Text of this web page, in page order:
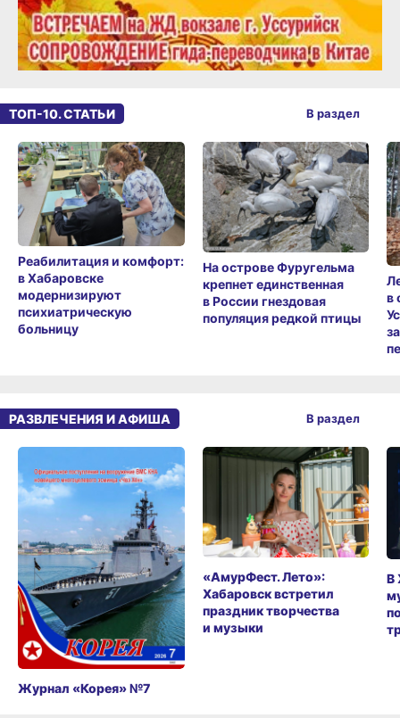
ТОП-10. СТАТЬИ
Реабилитация и комфорт:
в Хабаровске
модернизируют
психиатрическую
больницу
На острове Фуругельма
крепнет единственная
в России гнездовая
популяция редкой птицы
в
В раздел
РАЗВЛЕЧЕНИЯ И АФИША
Журнал «Корея» №7
«АмурФест. Лето»:
Хабаровск встретил
праздник творчества
и музыки
В
В раздел